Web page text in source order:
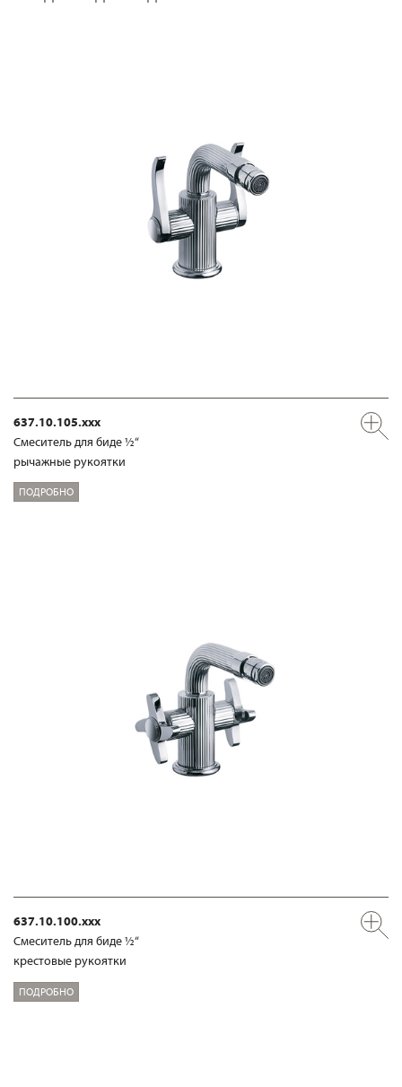
637.10.105.xxx
Смеситель для биде ½“
рычажные рукоятки
ПОДРОБНО
637.10.100.xxx
Смеситель для биде ½“
крестовые рукоятки
ПОДРОБНО